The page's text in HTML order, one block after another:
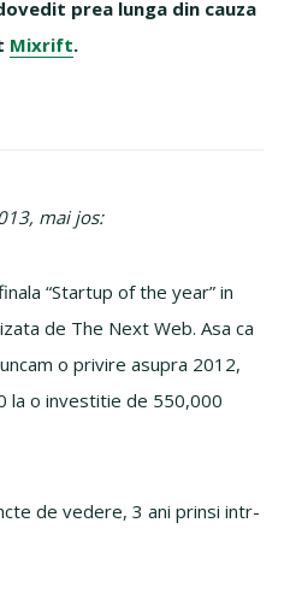
prea lunga din cauza
Mixrift.
mai jos:
“Startup of the year” in
de The Next Web. Asa ca
o privire asupra 2012,
la o investitie de 550,000
de vedere, 3 ani prinsi intr-